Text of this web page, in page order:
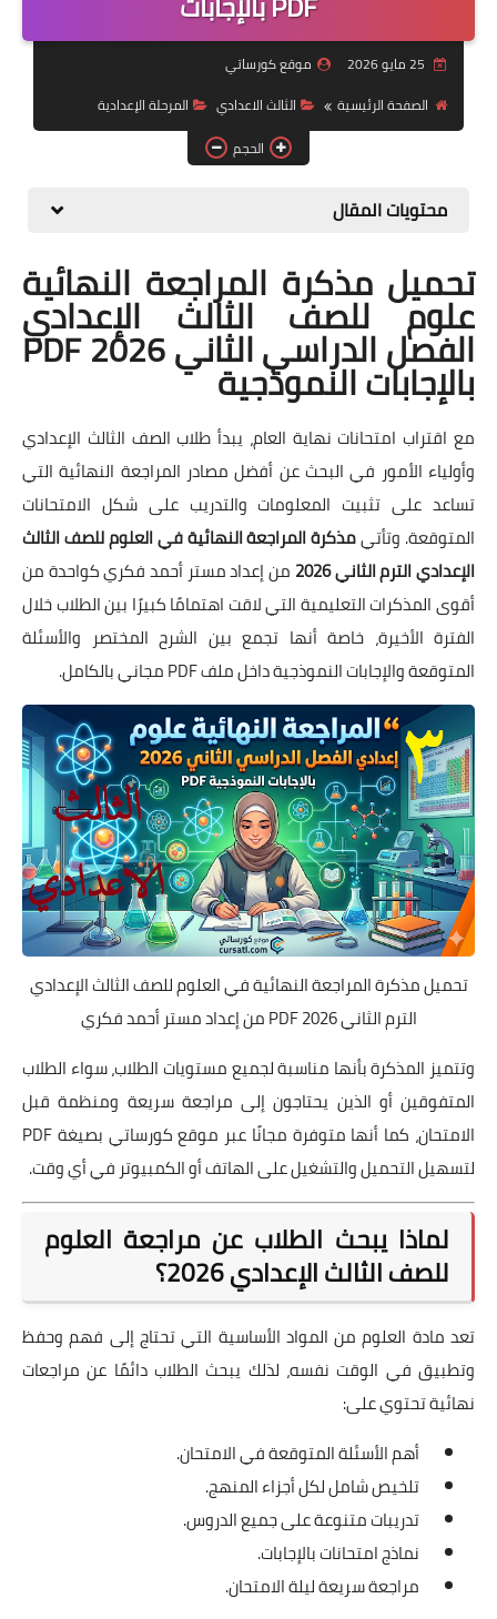
موضوعات
تكنولوجيا
صحة
موقع كورساتي
الصفحة الرئيسية
الثالث الاعدادي
المرحلة الإعدادية
الحجم
محتويات المقال
تحميل مذكرة المراجعة النهائية
علوم للصف الثالث الإعدادي
الفصل الدراسي الثاني 2026 PDF
بالإجابات النموذجية
مع اقتراب امتحانات نهاية العام، يبدأ طلاب الصف الثالث الإعدادي
وأولياء الأمور في البحث عن أفضل مصادر المراجعة النهائية التي
تساعد على تثبيت المعلومات والتدريب على شكل الامتحانات
المتوقعة. وتأتيمذكرة المراجعة النهائية في العلوم للصف الثالث
الإعدادي الترم الثاني 2026
من إعداد مستر أحمد فكري كواحدة من
أقوى المذكرات التعليمية التي لاقت اهتمامًا كبيرًا بين الطلاب خلال
الفترة الأخيرة، خاصة أنها تجمع بين الشرح المختصر والأسئلة
المتوقعة والإجابات النموذجية داخل ملف PDF مجاني بالكامل.
تحميل مذكرة المراجعة النهائية في العلوم للصف الثالث الإعدادي
الترم الثاني 2026 PDF من إعداد مستر أحمد فكري
وتتميز المذكرة بأنها مناسبة لجميع مستويات الطلاب، سواء الطلاب
المتفوقين أو الذين يحتاجون إلى مراجعة سريعة ومنظمة قبل
الامتحان، كما أنها متوفرة مجانًا عبر موقع كورساتي بصيغة PDF
لتسهيل التحميل والتشغيل على الهاتف أو الكمبيوتر في أي وقت.
لماذا يبحث الطلاب عن مراجعة العلوم
للصف الثالث الإعدادي 2026؟
تعد مادة العلوم من المواد الأساسية التي تحتاج إلى فهم وحفظ
وتطبيق في الوقت نفسه، لذلك يبحث الطلاب دائمًا عن مراجعات
نهائية تحتوي على:
أهم الأسئلة المتوقعة في الامتحان.
تلخيص شامل لكل أجزاء المنهج.
تدريبات متنوعة على جميع الدروس.
نماذج امتحانات بالإجابات.
مراجعة سريعة ليلة الامتحان.